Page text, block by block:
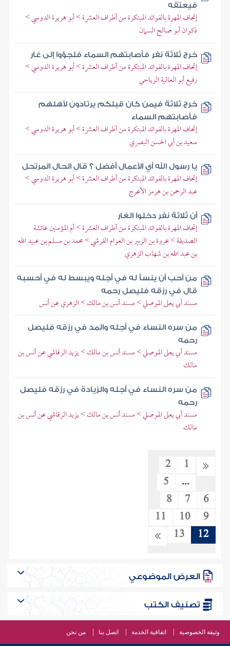
فيعتقه
إتحاف المهرة بالفوائد المبتكرة من أطراف العشرة > أبو هريرة الدوسي >
ذكوان أبو صالح السمان
خرج ثلاثة نفر فأصابتهم السماء فلجؤوا إلى غار
إتحاف المهرة بالفوائد المبتكرة من أطراف العشرة > أبو هريرة الدوسي >
رفيع أبو العالية الرياحي
خرج ثلاثة فيمن كان قبلكم يرتادون لأهلهم
فأصابتهم السماء
إتحاف المهرة بالفوائد المبتكرة من أطراف العشرة > أبو هريرة الدوسي >
سعيد بن أبي الحسن البصري
يا رسول الله أي الأعمال أفضل ؟ قال الحال المرتحل
إتحاف المهرة بالفوائد المبتكرة من أطراف العشرة > أبو هريرة الدوسي >
عبد الرحمن بن هرمز الأعرج
أن ثلاثة نفر دخلوا الغار
إتحاف المهرة بالفوائد المبتكرة من أطراف العشرة > أم المؤمنين عائشة
الصديقة > عروة بن الزبير بن العوام القرشي > محمد بن مسلم بن عبيد الله
بن عبد الله بن شهاب الزهري
من أحب أن ينسأ له في أجله ويبسط له في أحسبه
قال في رزقه فليصل رحمه
مسند أبي يعلى الموصلي > مسند أنس بن مالك > الزهري عن أنس
من سره النساء في أجله والمد في رزقه فليصل
رحمه
مسند أبي يعلى الموصلي > مسند أنس بن مالك > يزيد الرقاشي عن أنس بن
مالك
من سره النساء في أجله والزيادة في رزقه فليصل
رحمه
مسند أبي يعلى الموصلي > مسند أنس بن مالك > يزيد الرقاشي عن أنس بن
مالك
1
2
...
5
6
7
8
9
10
11
12
13
العرض الموضوعي
تصنيف الكتب
وثيقة الخصوصية اتفاقية الخدمة اتصل بنا من نحن